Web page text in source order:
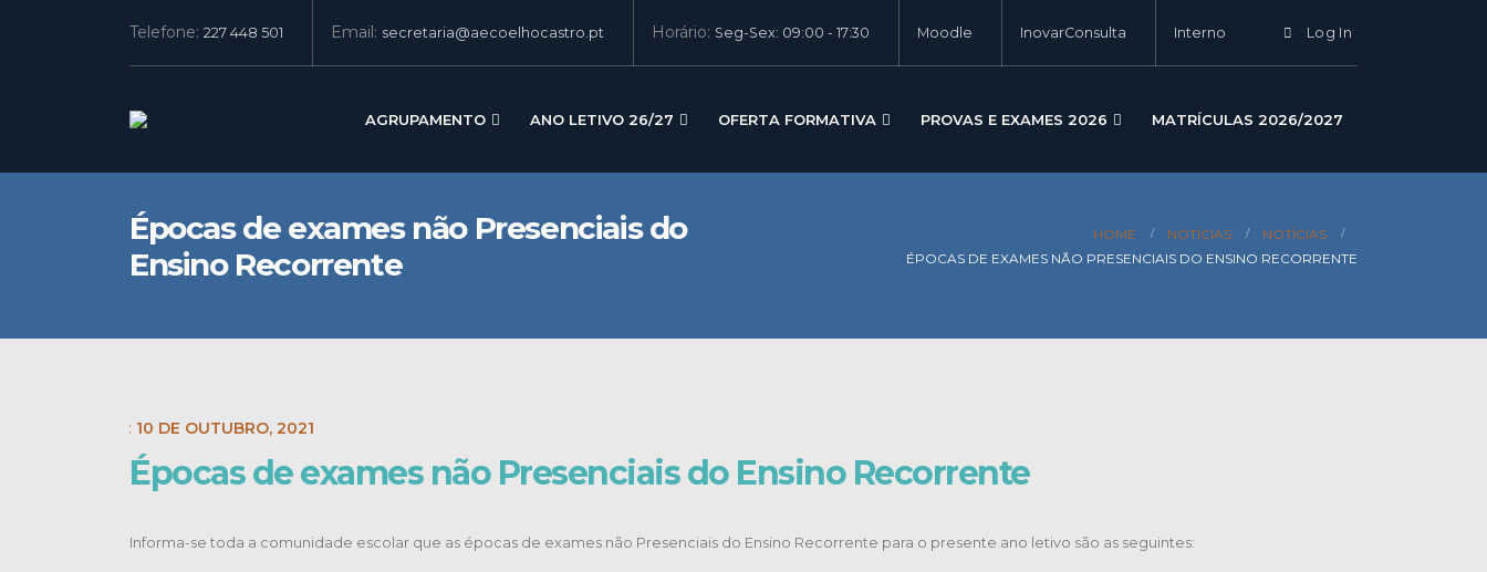
Telefone: 227 448 501 Email: secretaria@aecoelhocastro.pt Horário: Seg-Sex: 09:00 - 17:30 Moodle InovarConsulta Interno Log In
AGRUPAMENTO ANO LETIVO 26/27 OFERTA FORMATIVA PROVAS E EXAMES 2026 MATRÍCULAS 2026/2027
Épocas de exames não Presenciais do
Ensino Recorrente
HOME NOTÍCIAS
NOTÍCIAS
ÉPOCAS DE EXAMES NÃO PRESENCIAIS DO ENSINO RECORRENTE
POST DATE: 10 DE OUTUBRO, 2021
Épocas de exames não Presenciais do Ensino Recorrente
Informa-se toda a comunidade escolar que as épocas de exames não Presenciais do Ensino Recorrente para o presente ano letivo são as seguintes: